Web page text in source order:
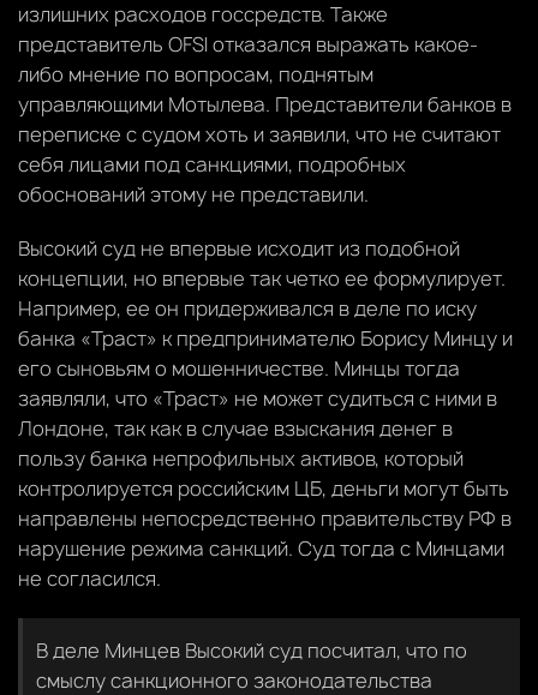
излишних расходов госсредств. Также
представитель OFSI отказался выражать какое-
либо мнение по вопросам, поднятым
управляющими Мотылева. Представители банков в
переписке с судом хоть и заявили, что не считают
себя лицами под санкциями, подробных
обоснований этому не представили.
Высокий суд не впервые исходит из подобной
концепции, но впервые так четко ее формулирует.
Например, ее он придерживался в деле по иску
банка «Траст» к предпринимателю Борису Минцу и
его сыновьям о мошенничестве. Минцы тогда
заявляли, что «Траст» не может судиться с ними в
Лондоне, так как в случае взыскания денег в
пользу банка непрофильных активов, который
контролируется российским ЦБ, деньги могут быть
направлены непосредственно правительству РФ в
нарушение режима санкций. Суд тогда с Минцами
не согласился.
В деле Минцев Высокий суд посчитал, что по
смыслу санкционного законодательства